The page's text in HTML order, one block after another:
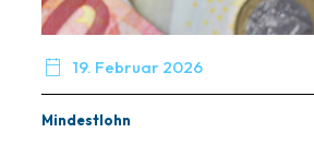
 19. Februar 2026
Mindestlohn